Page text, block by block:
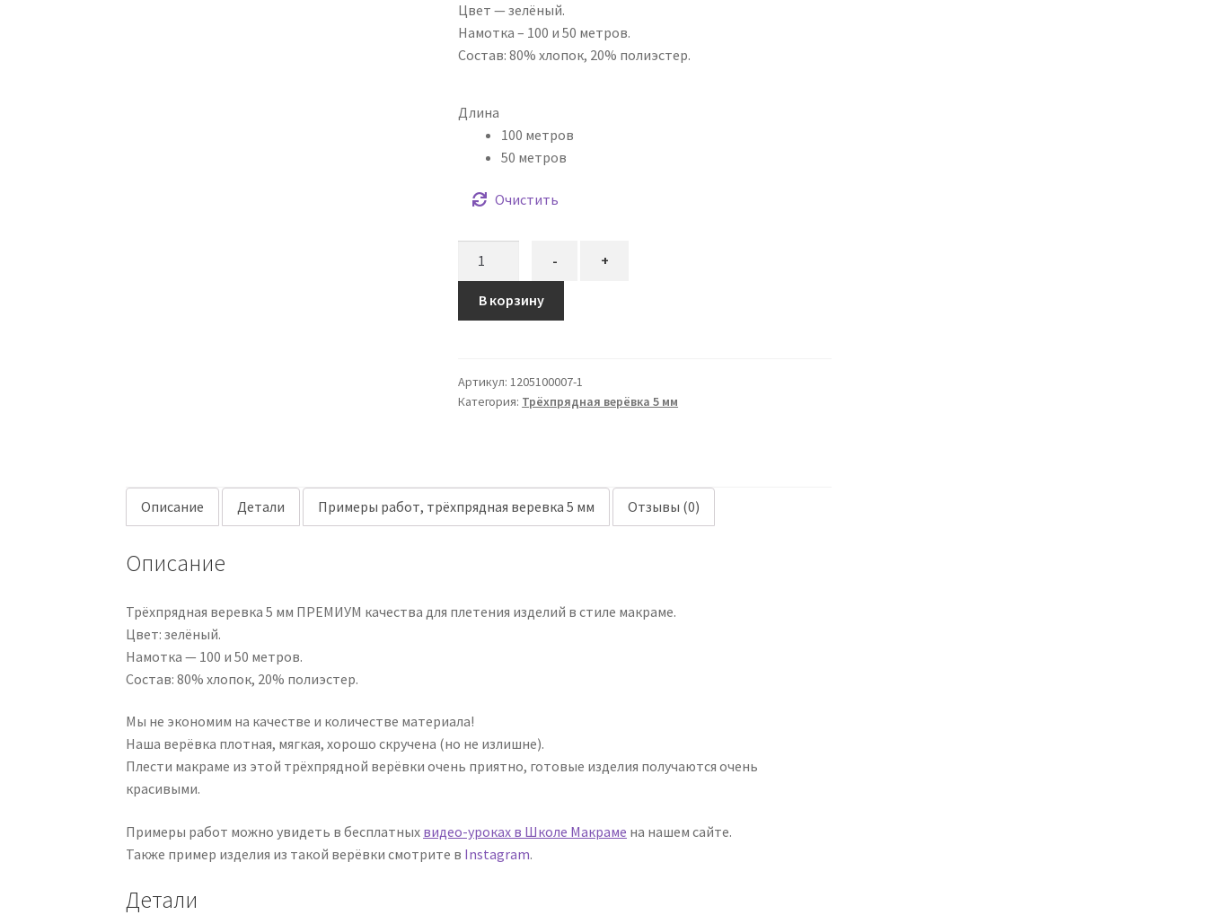
957,00₽
Цвет — зелёный.
Намотка – 100 и 50 метров.
Состав: 80% хлопок, 20% полиэстер.
Длина
100 метров
50 метров
Очистить
Трёхпрядная
веревка
зелёный
- +
В корзину
Артикул:1205100007-1
Категория: Трёхпрядная верёвка 5 мм
Описание Детали Примеры работ, трёхпрядная веревка 5 мм Отзывы (0)
Описание
Трёхпрядная веревка 5 мм ПРЕМИУМ качества для плетения изделий в стиле макраме.
Цвет: зелёный.
Намотка — 100 и 50 метров.
Состав: 80% хлопок, 20% полиэстер.
Мы не экономим на качестве и количестве материала!
Наша верёвка плотная, мягкая, хорошо скручена (но не излишне).
Плести макраме из этой трёхпрядной верёвки очень приятно, готовые изделия получаются очень
красивыми.
Примеры работ можно увидеть в бесплатных видео-уроках в Школе Макраме на нашем сайте.
Также пример изделия из такой верёвки смотрите в Instagram.
Детали